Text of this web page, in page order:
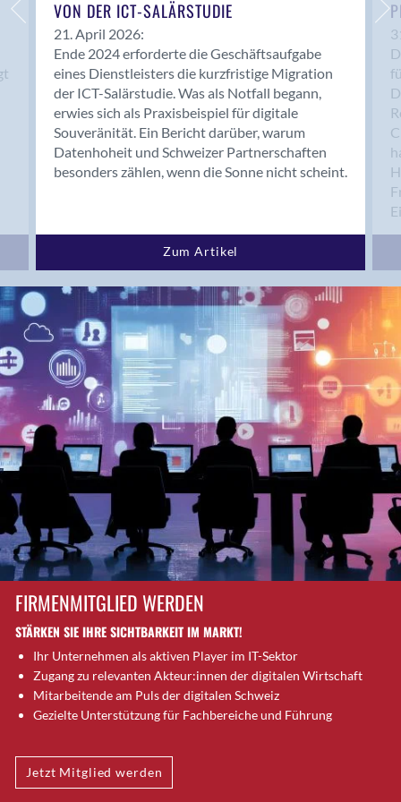
Bern 15
Bern 22
Bern 65
Bern 9
Bern-Zollikofen
Biel/Bienne
Binningen
Birsfelden
Bottighofen
Bremgarten bei Bern
Brig
Brig-Glis
Bronschhofen
Brugg
Brugg AG
Brütten
Bubendorf
Buchs (SG)
Burgdorf
Bäretswil
Bülach
Cazis
Cham
Chur
Crissier
Dierikon
Dietikon
VON DER ICT-SALÄRSTUDIE
21. April 2026:
Ende 2024 erforderte die Geschäftsaufgabe
eines Dienstleisters die kurzfristige Migration
der ICT-Salärstudie. Was als Notfall begann,
erwies sich als Praxisbeispiel für digitale
Souveränität. Ein Bericht darüber, warum
Datenhoheit und Schweizer Partnerschaften
besonders zählen, wenn die Sonne nicht scheint.
Zum Artikel
FIRMENMITGLIED WERDEN
STÄRKEN SIE IHRE SICHTBARKEIT IM MARKT!
Ihr Unternehmen als aktiven Player im IT-Sektor
Zugang zu relevanten Akteur:innen der digitalen Wirtschaft
Mitarbeitende am Puls der digitalen Schweiz
Gezielte Unterstützung für Fachbereiche und Führung
Jetzt Mitglied werden